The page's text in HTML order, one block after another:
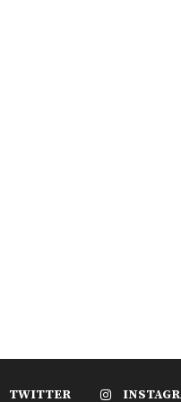
TWITTER